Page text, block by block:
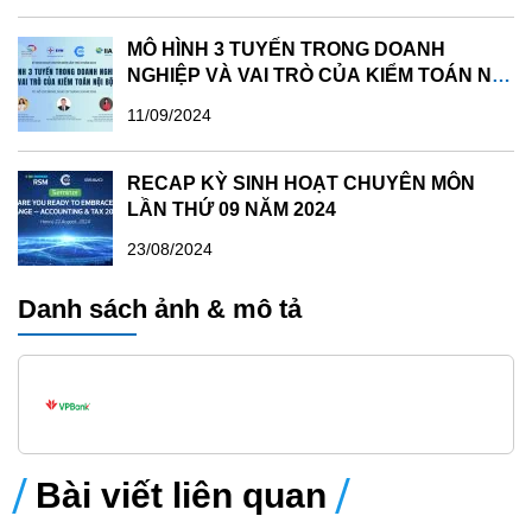
MÔ HÌNH 3 TUYẾN TRONG DOANH
NGHIỆP VÀ VAI TRÒ CỦA KIỂM TOÁN NỘI
10 NĂM 2024
11/09/2024
RECAP KỲ SINH HOẠT CHUYÊN MÔN
LẦN THỨ 09 NĂM 2024
23/08/2024
Danh sách ảnh & mô tả
Bài viết liên quan